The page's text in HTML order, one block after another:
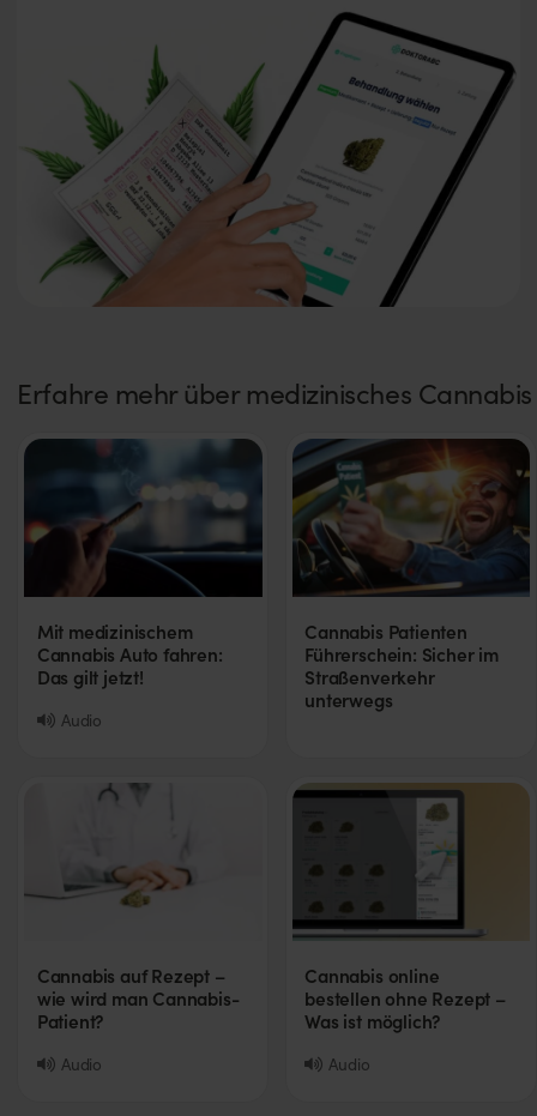
Erfahre mehr über medizinisches Cannabis
Mit medizinischem
Cannabis Auto fahren:
Das gilt jetzt!
Audio
Cannabis Patienten
Führerschein: Sicher im
Straßenverkehr
unterwegs
Cannabis auf Rezept –
wie wird man Cannabis-
Patient?
Audio
Cannabis online
bestellen ohne Rezept –
Was ist möglich?
Audio